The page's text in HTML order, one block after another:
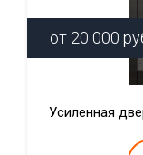
от 20 000
Усиленная